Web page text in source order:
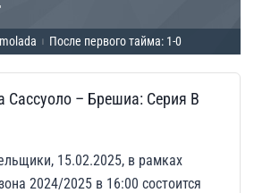
После первого тайма: 1-0
Сассуоло – Брешиа: Серия B
15.02.2025, в рамках
2024/2025 в 16:00 состоится